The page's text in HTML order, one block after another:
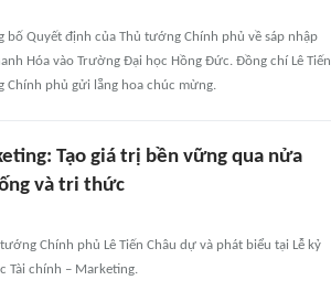
bố Quyết định của Thủ tướng Chính phủ về sáp nhập
Hóa vào Trường Đại học Hồng Đức. Đồng chí Lê Tiến
Chính phủ gửi lẵng hoa chúc mừng.
Tạo giá trị bền vững qua nửa
và tri thức
Chính phủ Lê Tiến Châu dự và phát biểu tại Lễ kỷ
Tài chính – Marketing.